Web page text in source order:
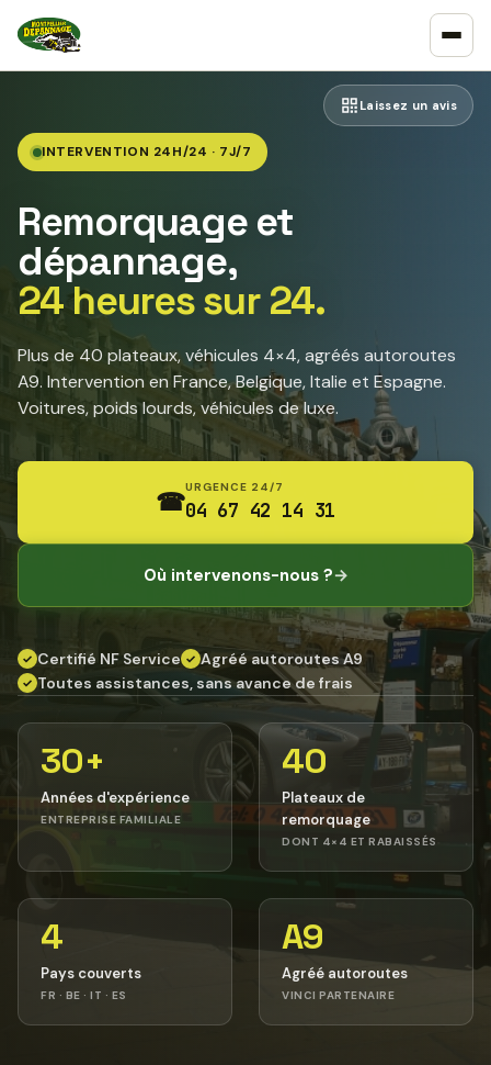
Laissez un avis
INTERVENTION 24H/24 · 7J/7
Remorquage et
dépannage,
24 heures sur 24.
Plus de 40 plateaux, véhicules 4×4, agréés autoroutes
A9. Intervention en France, Belgique, Italie et Espagne.
Voitures, poids lourds, véhicules de luxe.
☎URGENCE 24/7
04 67 42 14 31
Où intervenons-nous ?→
✓ Certifié NF Service ✓ Agréé autoroutes A9
✓ Toutes assistances, sans avance de frais
30+
Années d'expérience
ENTREPRISE FAMILIALE
40
Plateaux de
remorquage
DONT 4×4 ET RABAISSÉS
4
Pays couverts
FR · BE · IT · ES
A9
Agréé autoroutes
VINCI PARTENAIRE